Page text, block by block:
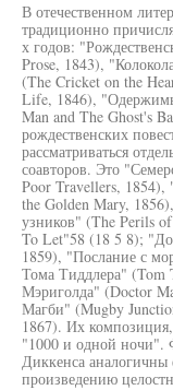
В отечественном
традиционно
х годов:
Prose, 1843),
(The Cricket on the
Life, 1846),
Man and The Ghost's
рождественских
рассматриваться
соавторов. Это
Poor Travellers,
the Golden Mary,
узников" (The Perils
To Let"58 (18 5 8);
1859), "Послание с
Тома Тиддлера" (Tom
Мэриголда" (Doctor
Магби" (Mugby
1867). Их
"1000 и одной ночи".
Диккенса
произведению